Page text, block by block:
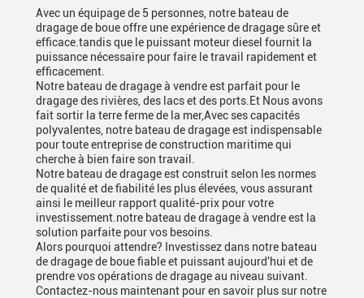
Avec un équipage de 5 personnes, notre bateau de
dragage de boue offre une expérience de dragage sûre et
efficace.tandis que le puissant moteur diesel fournit la
puissance nécessaire pour faire le travail rapidement et
efficacement.
Notre bateau de dragage à vendre est parfait pour le
dragage des rivières, des lacs et des ports.Et Nous avons
fait sortir la terre ferme de la mer,Avec ses capacités
polyvalentes, notre bateau de dragage est indispensable
pour toute entreprise de construction maritime qui
cherche à bien faire son travail.
Notre bateau de dragage est construit selon les normes
de qualité et de fiabilité les plus élevées, vous assurant
ainsi le meilleur rapport qualité-prix pour votre
investissement.notre bateau de dragage à vendre est la
solution parfaite pour vos besoins.
Alors pourquoi attendre? Investissez dans notre bateau
de dragage de boue fiable et puissant aujourd'hui et de
prendre vos opérations de dragage au niveau suivant.
Contactez-nous maintenant pour en savoir plus sur notre